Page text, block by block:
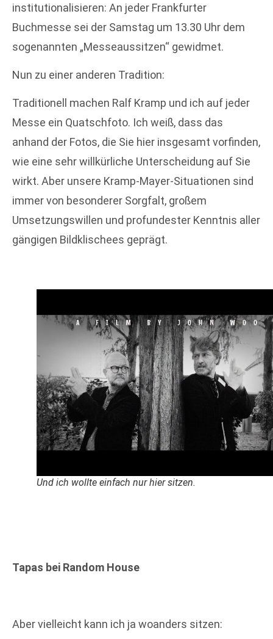
institutionalisieren: An jeder Frankfurter
Buchmesse sei der Samstag um 13.30 Uhr dem
sogenannten „Messeaussitzen“ gewidmet.
Nun zu einer anderen Tradition:
Traditionell machen Ralf Kramp und ich auf jeder
Messe ein Quatschfoto. Ich weiß, dass das
anhand der Fotos, die Sie hier insgesamt vorfinden,
wie eine sehr willkürliche Unterscheidung auf Sie
wirkt. Aber unsere Kramp-Mayer-Situationen sind
immer von besonderer Sorgfalt, großem
Umsetzungswillen und profundester Kenntnis aller
gängigen Bildklischees geprägt.
Und ich wollte einfach nur hier sitzen.
Tapas bei Random House
Aber vielleicht kann ich ja woanders sitzen: